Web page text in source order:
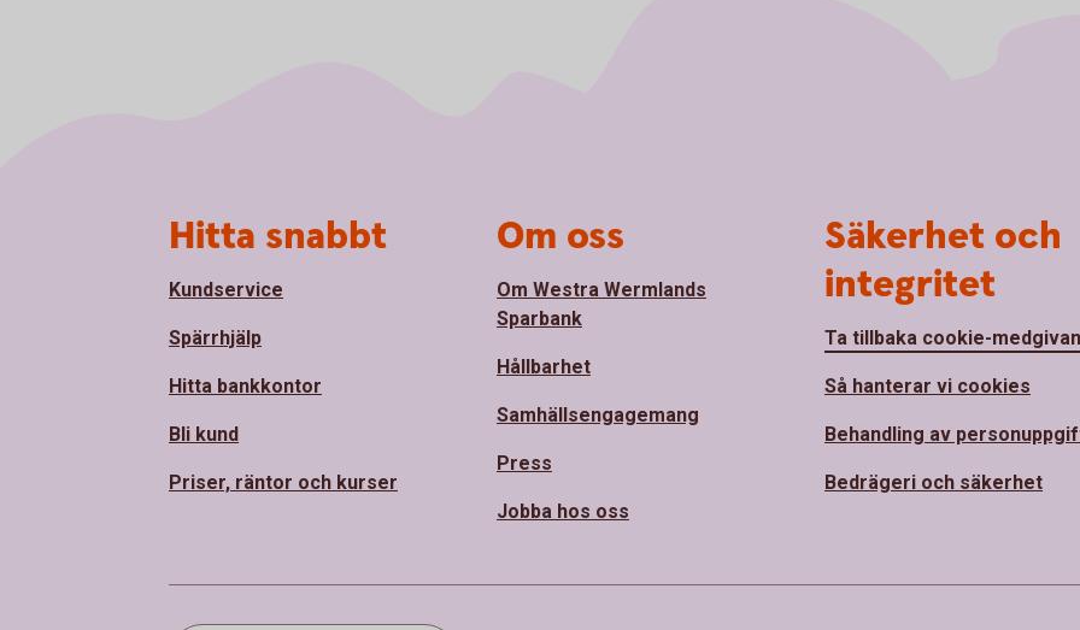
Hitta snabbt
Kundservice
Spärrhjälp
Hitta bankkontor
Bli kund
Priser, räntor och kurser
Om oss
Om Westra Wermlands
Sparbank
Hållbarhet
Samhällsengagemang
Press
Jobba hos oss
Säkerhet och
integritet
Ta tillbaka cookie-
Så hanterar vi cookies
Behandling av
Bedrägeri och säkerhet